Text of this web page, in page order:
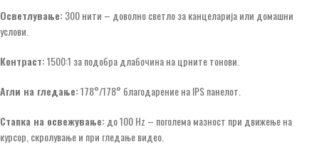
Осветлување: 300 нити – доволно светло за канцеларија или домашни
услови.
Контраст:1500:1 за подобра длабочина на црните тонови.
Агли на гледање:178°/178° благодарение на IPS панелот.
Стапка на освежување: до 100 Hz – поголема мазност при движење на
курсор, скролување и при гледање видео.